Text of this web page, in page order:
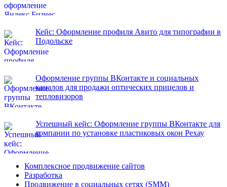
Кейс: Оформление профиля Авито для типографии в
Подольске
Оформление группы ВКонтакте и социальных
каналов для продажи оптических прицелов и
тепловизоров
Успешный кейс: Оформление группы ВКонтакте для
компании по установке пластиковых окон Рехау
Комплексное продвижение сайтов
Разработка
Продвижение в социальных сетях (SMM)